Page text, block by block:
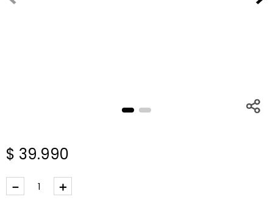
$ 39.990
＋
－